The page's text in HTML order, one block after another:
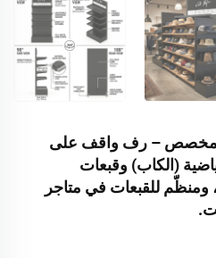
– رف واقف على
(الكاب) وقبعات
ومنظّم للقبعات في متاجر